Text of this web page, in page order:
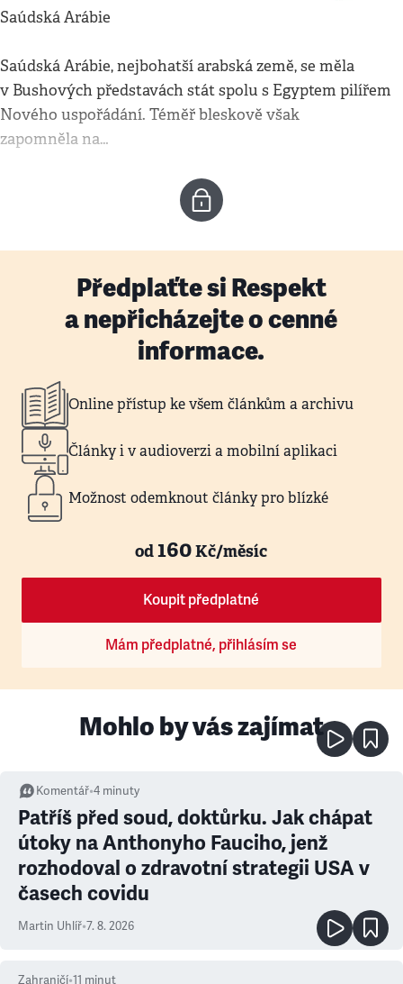
Saúdská Arábie
Saúdská Arábie, nejbohatší arabská země, se měla
v Bushových představách stát spolu s Egyptem pilířem
Nového uspořádání. Téměř bleskově však
zapomněla na…
Předplaťte si Respekt
a nepřicházejte o cenné
informace.
Online přístup ke všem článkům a archivu
Články i v audioverzi a mobilní aplikaci
Možnost odemknout články pro blízké
od160Kč/měsíc
Koupit předplatné
Mám předplatné, přihlásím se
Mohlo by vás zajímat
Komentář•4 minuty
Patříš před soud, doktůrku. Jak chápat
útoky na Anthonyho Fauciho, jenž
rozhodoval o zdravotní strategii USA v
časech covidu
Martin Uhlíř•7. 8. 2026
Zahraničí•11 minut